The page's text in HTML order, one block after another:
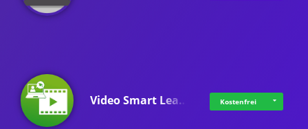
Video Smart Lea… Kostenfrei